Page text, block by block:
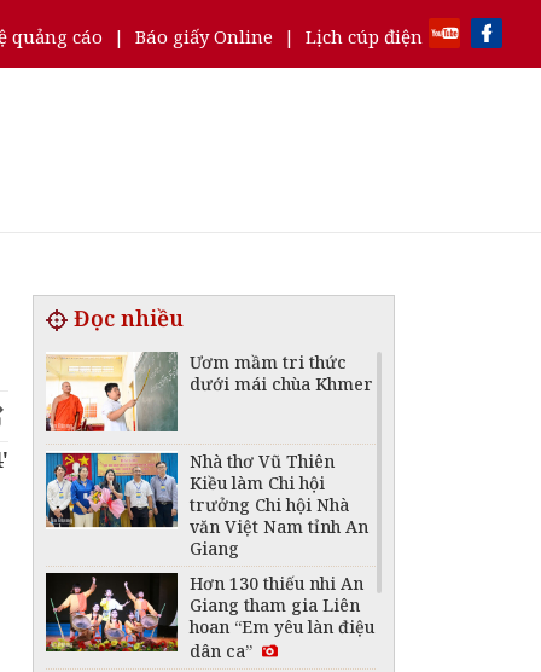
quảng cáo | Báo giấy Online | Lịch cúp điện
Đọc nhiều
Ươm mầm tri thức
dưới mái chùa Khmer
Nhà thơ Vũ Thiên
Kiều làm Chi hội
trưởng Chi hội Nhà
văn Việt Nam tỉnh An
Giang
Hơn 130 thiếu nhi An
Giang tham gia Liên
hoan “Em yêu làn điệu
dân ca”